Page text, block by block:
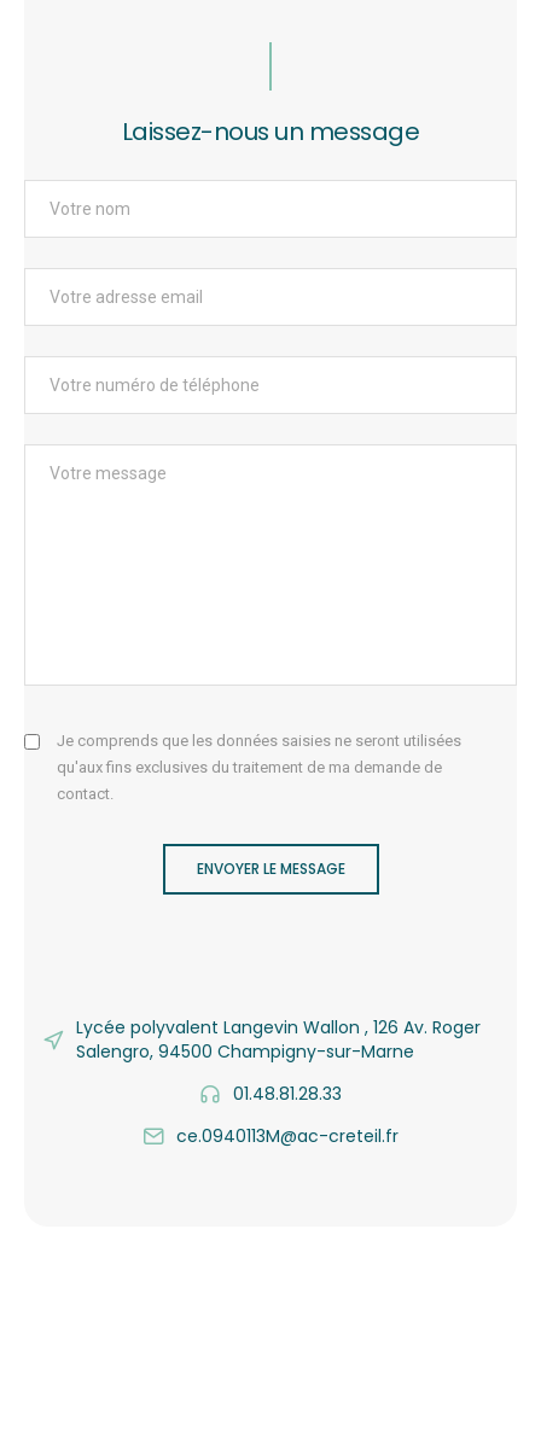
Laissez-nous un message
Je comprends que les données saisies ne seront utilisées
qu'aux fins exclusives du traitement de ma demande de
contact.
ENVOYER LE MESSAGE
Lycée polyvalent Langevin Wallon , 126 Av. Roger
Salengro, 94500 Champigny-sur-Marne
01.48.81.28.33
ce.0940113M@ac-creteil.fr